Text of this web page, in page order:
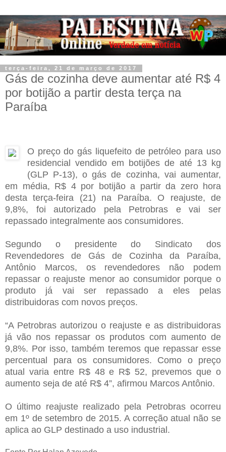
terça-feira, 21 de março de 2017
Gás de cozinha deve aumentar até R$ 4
por botijão a partir desta terça na
Paraíba
O preço do gás liquefeito de petróleo para uso
residencial vendido em botijões de até 13 kg
(GLP P-13), o gás de cozinha, vai aumentar,
em média, R$ 4 por botijão a partir da zero hora
desta terça-feira (21) na Paraíba. O reajuste, de
9,8%, foi autorizado pela Petrobras e vai ser
repassado integralmente aos consumidores.
Segundo o presidente do Sindicato dos
Revendedores de Gás de Cozinha da Paraíba,
Antônio Marcos, os revendedores não podem
repassar o reajuste menor ao consumidor porque o
produto já vai ser repassado a eles pelas
distribuidoras com novos preços.
“A Petrobras autorizou o reajuste e as distribuidoras
já vão nos repassar os produtos com aumento de
9,8%. Por isso, também teremos que repassar esse
percentual para os consumidores. Como o preço
atual varia entre R$ 48 e R$ 52, prevemos que o
aumento seja de até R$ 4”, afirmou Marcos Antônio.
O último reajuste realizado pela Petrobras ocorreu
em 1º de setembro de 2015. A correção atual não se
aplica ao GLP destinado a uso industrial.